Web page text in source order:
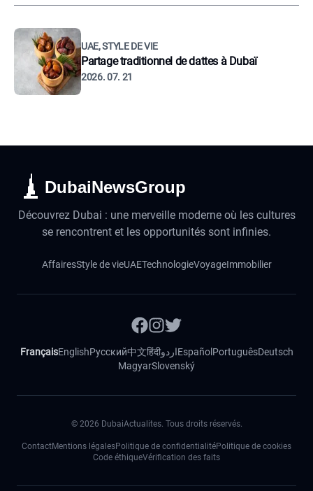
UAE, STYLE DE VIE
Partage traditionnel de dattes à Dubaï
2026. 07. 21
DubaiNewsGroup
Découvrez Dubai : une merveille moderne où les cultures
se rencontrent et les opportunités sont infinies.
AffairesStyle de vieUAETechnologieVoyageImmobilier
FrançaisEnglishРусский中文हिंदीاردوEspañol PortuguêsDeutsch
MagyarSlovenský
© 2026 DubaiActualites. Tous droits réservés.
ContactMentions légalesPolitique de confidentialitéPolitique de cookies
Code éthiqueVérification des faits